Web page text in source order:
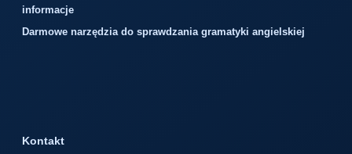
informacje
Darmowe narzędzia do sprawdzania gramatyki angielskiej
Kontakt